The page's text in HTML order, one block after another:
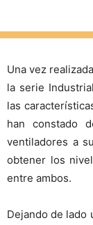
Una vez
la serie
las
han constado
ventiladores a
obtener los
entre ambos.
Dejando de lado